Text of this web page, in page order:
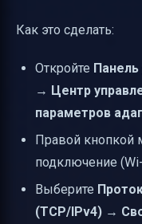
Как это сделать:
Откройте Панель
→ Центр
параметров
Правой кнопкой
подключение
Выберите
(TCP/IPv4) →